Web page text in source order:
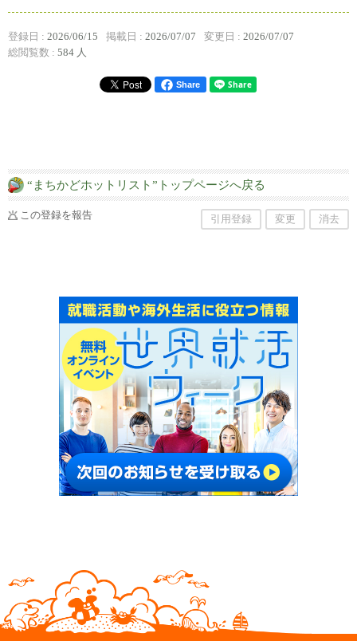
登録日 : 2026/06/15 掲載日 : 2026/07/07 変更日 : 2026/07/07
総閲覧数 : 584 人
Share
“まちかどホットリスト”トップページへ戻る
この登録を報告 引用登録 変更 消去